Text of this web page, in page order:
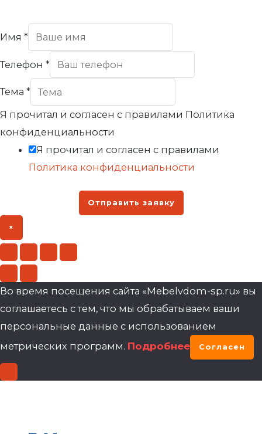
Имя *
Телефон *
Тема *
Я прочитал и согласен с правилами Политика
конфиденциальности
Я прочитал и согласен с правилами
Политика конфиденциальности
Отправить заявку
×
Во время посещения сайта «Mebelvdom-sp.ru» вы
соглашаетесь с тем, что мы обрабатываем ваши
персональные данные с использованием
метрических программ. Подробнее Согласен